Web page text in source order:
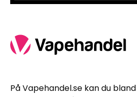
På Vapehandel.se kan du